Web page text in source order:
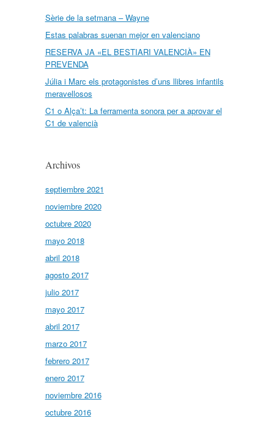
Sèrie de la setmana – Wayne
Estas palabras suenan mejor en valenciano
RESERVA JA «EL BESTIARI VALENCIÀ» EN
PREVENDA
Júlia i Marc els protagonistes d’uns llibres infantils
meravellosos
C1 o Alça’t: La ferramenta sonora per a aprovar el
C1 de valencià
Archivos
septiembre 2021
noviembre 2020
octubre 2020
mayo 2018
abril 2018
agosto 2017
julio 2017
mayo 2017
abril 2017
marzo 2017
febrero 2017
enero 2017
noviembre 2016
octubre 2016